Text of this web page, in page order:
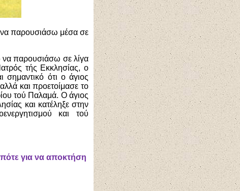
να παρουσιάσω μέσα σε
να παρουσιάσω σε λίγα
τής Εκκλησίας, ο
σημαντικό ότι ο άγιος
και προετοίμασε το
τού Παλαμά. Ο άγιος
και κατέληξε στην
και τού
για να αποκτήση